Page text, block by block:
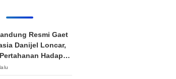
Resmi Gaet
Danijel Loncar,
Hadapi